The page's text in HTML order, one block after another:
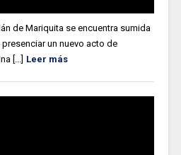
de Mariquita se encuentra sumida
un nuevo acto de
[...] Leer más